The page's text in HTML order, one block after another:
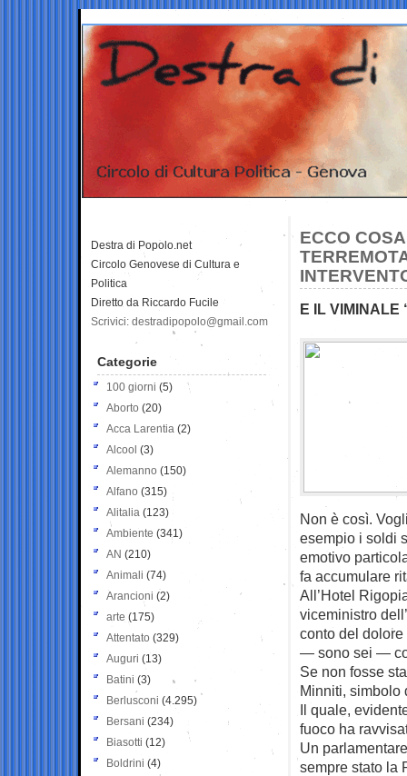
ECCO
E IL VIMINALE
Non è così.
esempio i soldi
emotivo
fa accumulare
All’Hotel
viceministro
conto del
— sono sei —
Se non fosse
Minniti, simbolo
Il quale,
fuoco ha
Un
sempre stato la
Destra di Popolo.net
Circolo Genovese di Cultura e
Politica
Diretto da Riccardo Fucile
Scrivici: destradipopolo@gmail.com
Categorie
100 giorni (5)
Aborto (20)
Acca Larentia (2)
Alcool (3)
Alemanno (150)
Alfano (315)
Alitalia (123)
Ambiente (341)
AN (210)
Animali (74)
Arancioni (2)
arte (175)
Attentato (329)
Auguri (13)
Batini (3)
Berlusconi (4.295)
Bersani (234)
Biasotti (12)
Boldrini (4)